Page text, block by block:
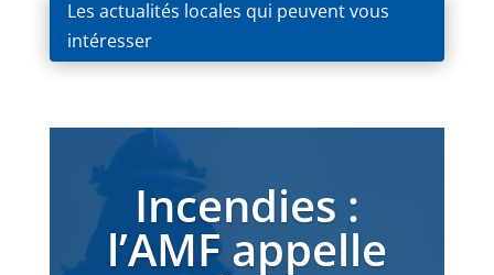
Les actualités locales qui peuvent vous
intéresser
Incendies :
l’AMF appelle